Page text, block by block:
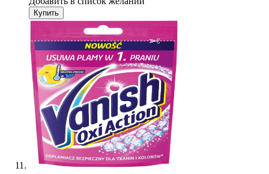
Купить